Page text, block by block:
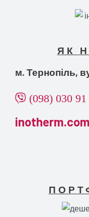
ЯК
м. Тернопіль,
(098) 030 91